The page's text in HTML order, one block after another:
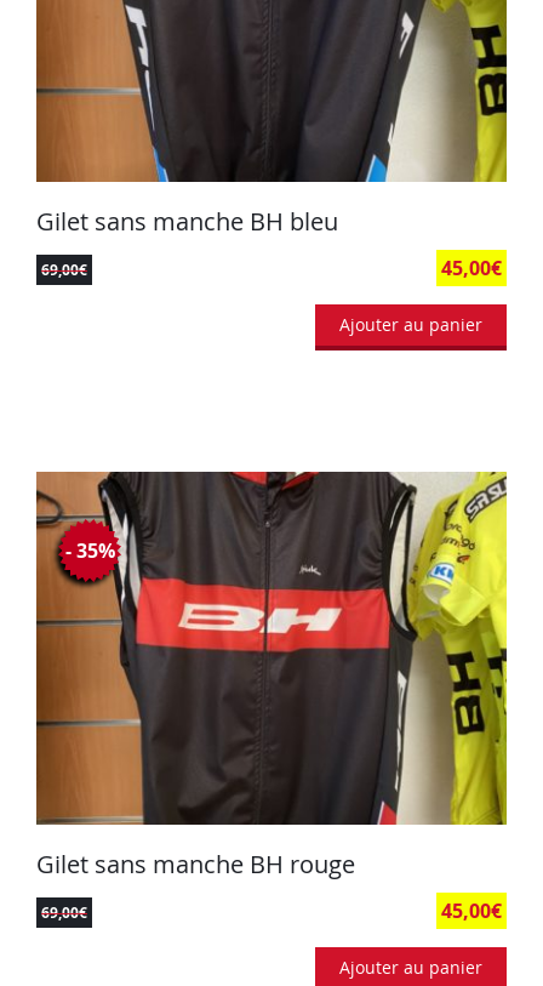
Gilet sans manche BH bleu
69,00€ 45,00€
Ajouter au panier
Gilet sans manche BH rouge
69,00€ 45,00€
- 35%
Ajouter au panier